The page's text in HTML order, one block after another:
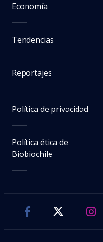
Economía
Tendencias
Reportajes
Política de privacidad
Política ética de
Biobiochile